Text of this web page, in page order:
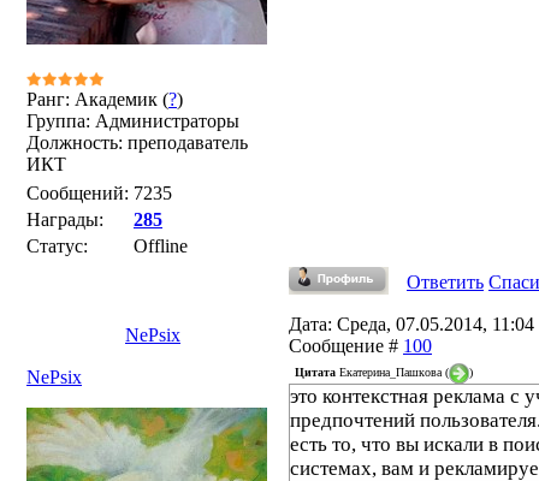
Ранг: Академик (?)
Группа: Администраторы
Должность: преподаватель
ИКТ
Сообщений: 7235
Награды:
285
Статус:
Offline
Ответить
NePsix
Дата: Среда, 07.05.2014, 11:04
Сообщение # 100
NePsix
Цитата Екатерина_Пашкова ( )
это контекстная реклама с
предпочтений
есть то, что вы искали в
системах, вам и